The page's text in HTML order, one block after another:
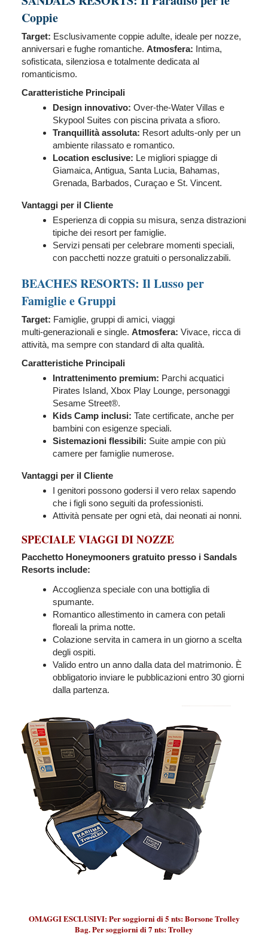
Coppie
Target: Esclusivamente coppie adulte, ideale per nozze,
anniversari e fughe romantiche. Atmosfera: Intima,
sofisticata, silenziosa e totalmente dedicata al
romanticismo.
Caratteristiche Principali
Design innovativo: Over‑the‑Water Villas e
Skypool Suites con piscina privata a sfioro.
Tranquillità assoluta: Resort adults‑only per un
ambiente rilassato e romantico.
Location esclusive: Le migliori spiagge di
Giamaica, Antigua, Santa Lucia, Bahamas,
Grenada, Barbados, Curaçao e St. Vincent.
Vantaggi per il Cliente
Esperienza di coppia su misura, senza distrazioni
tipiche dei resort per famiglie.
Servizi pensati per celebrare momenti speciali,
con pacchetti nozze gratuiti o personalizzabili.
BEACHES RESORTS: Il Lusso per
Famiglie e Gruppi
Target: Famiglie, gruppi di amici, viaggi
multi‑generazionali e single. Atmosfera: Vivace, ricca di
attività, ma sempre con standard di alta qualità.
Caratteristiche Principali
Intrattenimento premium: Parchi acquatici
Pirates Island, Xbox Play Lounge, personaggi
Sesame Street®.
Kids Camp inclusi: Tate certificate, anche per
bambini con esigenze speciali.
Sistemazioni flessibili: Suite ampie con più
camere per famiglie numerose.
Vantaggi per il Cliente
I genitori possono godersi il vero relax sapendo
che i figli sono seguiti da professionisti.
Attività pensate per ogni età, dai neonati ai nonni.
SPECIALE VIAGGI DI NOZZE
Pacchetto Honeymooners gratuito presso i Sandals
Resorts include:
Accoglienza speciale con una bottiglia di
spumante.
Romantico allestimento in camera con petali
floreali la prima notte.
Colazione servita in camera in un giorno a scelta
degli ospiti.
Valido entro un anno dalla data del matrimonio. È
obbligatorio inviare le pubblicazioni entro 30 giorni
dalla partenza.
OMAGGI ESCLUSIVI: Per soggiorni di 5 nts: Borsone Trolley
Bag. Per soggiorni di 7 nts: Trolley